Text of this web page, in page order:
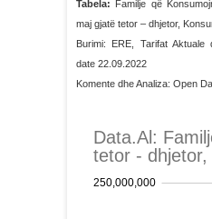
Tabela: Familje që
maj gjatë tetor – dhjetor,
Burimi: ERE, Tarifat
date 22.09.2022
Komente dhe Analiza: Open